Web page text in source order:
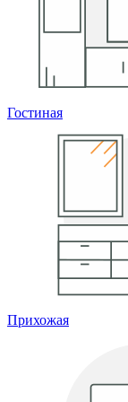
Гостиная
Прихожая